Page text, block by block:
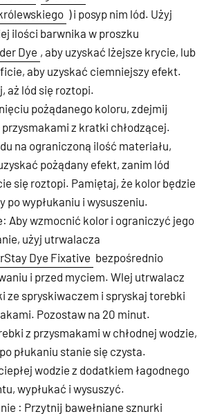
) i posyp nim lód. Użyj
ilości barwnika w proszku
Dye , aby uzyskać lżejsze krycie, lub
aby uzyskać ciemniejszy efekt.
aż lód się roztopi.
pożądanego koloru, zdejmij
z kratki chłodzącej.
na ograniczoną ilość materiału,
pożądany efekt, zanim lód
się roztopi. Pamiętaj, że kolor będzie
po wypłukaniu i wysuszeniu.
Aby wzmocnić kolor i ograniczyć jego
użyj utrwalacza
Dye Fixative bezpośrednio
i przed myciem. Wlej utrwalacz
ze spryskiwaczem i spryskaj torebki
Pozostaw na 20 minut.
z przysmakami w chłodnej wodzie,
płukaniu stanie się czysta.
wodzie z dodatkiem łagodnego
wypłukać i wysuszyć.
: Przytnij bawełniane sznurki